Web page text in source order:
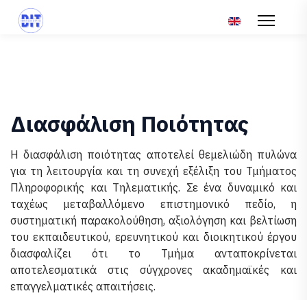
Επιλέξτε τη
Διασφάλιση Ποιότητας
Η διασφάλιση ποιότητας αποτελεί θεμελιώδη πυλώνα
για τη λειτουργία και τη συνεχή εξέλιξη του Τμήματος
Πληροφορικής και Τηλεματικής. Σε ένα δυναμικό και
ταχέως μεταβαλλόμενο επιστημονικό πεδίο, η
συστηματική παρακολούθηση, αξιολόγηση και βελτίωση
του εκπαιδευτικού, ερευνητικού και διοικητικού έργου
διασφαλίζει ότι το Τμήμα ανταποκρίνεται
αποτελεσματικά στις σύγχρονες ακαδημαϊκές και
επαγγελματικές απαιτήσεις.